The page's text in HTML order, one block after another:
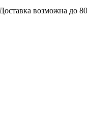
возможна